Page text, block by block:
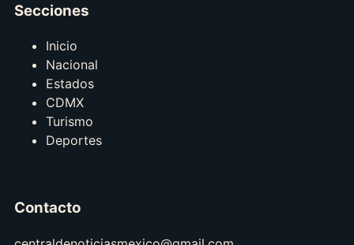
Secciones
Inicio
Nacional
Estados
CDMX
Turismo
Deportes
Contacto